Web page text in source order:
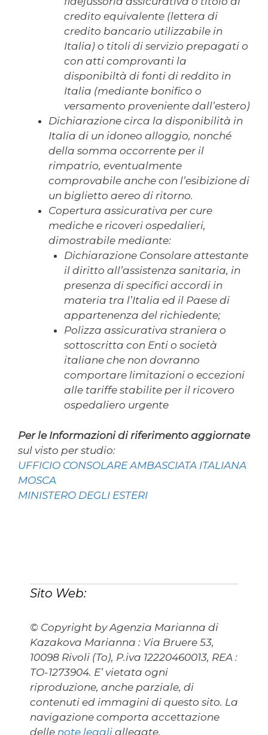
credito equivalente (lettera di
credito bancario utilizzabile in
Italia) o titoli di servizio prepagati o
con atti comprovanti la
disponibiltà di fonti di reddito in
Italia (mediante bonifico o
versamento proveniente dall’estero)
Dichiarazione circa la disponibilità in
Italia di un idoneo alloggio, nonché
della somma occorrente per il
rimpatrio, eventualmente
comprovabile anche con l’esibizione di
un biglietto aereo di ritorno.
Copertura assicurativa per cure
mediche e ricoveri ospedalieri,
dimostrabile mediante:
Dichiarazione Consolare attestante
il diritto all’assistenza sanitaria, in
presenza di specifici accordi in
materia tra l’Italia ed il Paese di
appartenenza del richiedente;
Polizza assicurativa straniera o
sottoscritta con Enti o società
italiane che non dovranno
comportare limitazioni o eccezioni
alle tariffe stabilite per il ricovero
ospedaliero urgente
Per le Informazioni di riferimento aggiornate
sul visto per studio:
UFFICIO CONSOLARE AMBASCIATA ITALIANA
MOSCA
MINISTERO DEGLI ESTERI
Sito Web:
© Copyright by Agenzia Marianna di
Kazakova Marianna : Via Bruere 53,
10098 Rivoli (To), P.iva 12220460013, REA :
TO-1273904. E’ vietata ogni
riproduzione, anche parziale, di
contenuti ed immagini di questo sito. La
navigazione comporta accettazione
delle note legali allegate.